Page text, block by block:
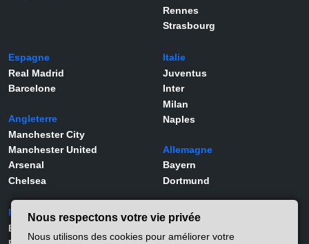
Rennes
Strasbourg
Espagne
Real Madrid
Barcelone
Angleterre
Manchester City
Manchester United
Arsenal
Chelsea
Italie
Juventus
Inter
Milan
Naples
Allemagne
Bayern
Dortmund
Portugal
Benfica
Joueurs
Nous respectons votre vie privée
Nous utilisons des cookies pour améliorer votre